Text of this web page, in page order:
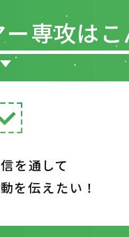
専攻は
を通して
を伝えたい！